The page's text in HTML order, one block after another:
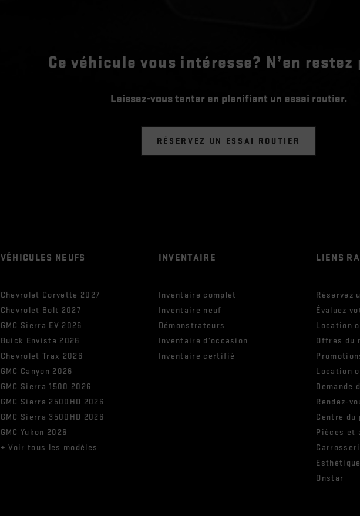
Ce véhicule vous intéresse? N’en restez
Laissez-vous tenter en planifiant un essai routier.
RÉSERVEZ UN ESSAI ROUTIER
VÉHICULES NEUFS
Chevrolet Corvette 2027
Chevrolet Bolt 2027
GMC Sierra EV 2026
Buick Envista 2026
Chevrolet Trax 2026
GMC Canyon 2026
GMC Sierra 1500 2026
GMC Sierra 2500HD 2026
GMC Sierra 3500HD 2026
GMC Yukon 2026
+ Voir tous les modèles
INVENTAIRE
Inventaire complet
Inventaire neuf
Démonstrateurs
Inventaire d’occasion
Inventaire certifié
LIENS
Réservez
Évaluez
Location
Offres du
Location
Demande
Rendez-
Centre du
Pièces et
Esthétique
Onstar